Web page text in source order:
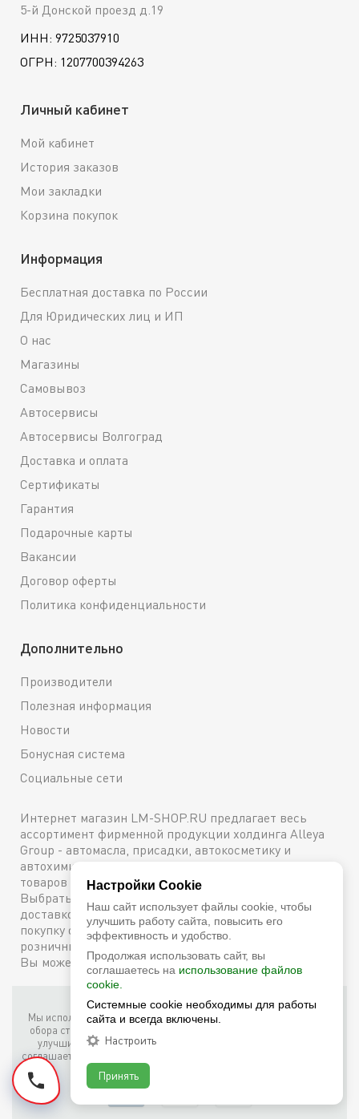
5-й Донской проезд д.19
ИНН: 9725037910
ОГРН: 1207700394263
Личный кабинет
Мой кабинет
История заказов
Мои закладки
Корзина покупок
Информация
Бесплатная доставка по России
Для Юридических лиц и ИП
О нас
Магазины
Самовывоз
Автосервисы
Автосервисы Волгоград
Доставка и оплата
Сертификаты
Гарантия
Подарочные карты
Вакансии
Договор оферты
Политика конфиденциальности
Дополнительно
Производители
Полезная информация
Новости
Бонусная система
Социальные сети
Интернет магазин LM-SHOP.RU предлагает весь
ассортимент фирменной продукции холдинга Alleya
Group - автомасла, присадки, автокосметику и
автохимию. Каталог содержит подробное описание
товаров с техническими характеристиками и ценами.
Выбрать и купить оригинальную продукцию с
доставкой по Москве можно сейчас же, оформив
покупку онлайн, либо посетив один из наших
розничных магазинов. Более подробную информацию
Вы можете получить по телефону+7 (800) 600-48-38
Фирменный интернет-магазин LM Shop © 2026
Мы используем собственные куки (соокіе) и куки третьих лиц для
обора статистики, маркетинговых целей, а также для того, чтобы
улучшить работу сайта. Продолжая просмотр этого сайта, вы
соглашаетесь с таким использованием файлов куки в соответствии
с условиями
Настройки Cookie
Наш сайт использует файлы cookie, чтобы
улучшить работу сайта, повысить его
эффективность и удобство.
Продолжая использовать сайт, вы
соглашаетесь на использование файлов
cookie.
Системные cookie необходимы для работы
сайта и всегда включены.
Настроить
Принять